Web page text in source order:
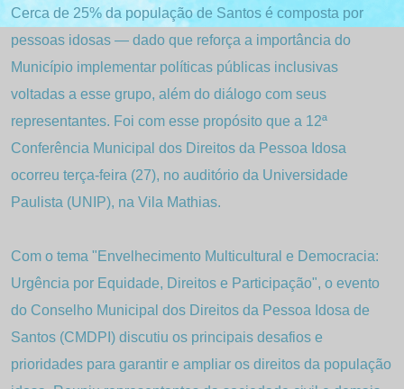
Cerca de 25% da população de Santos é composta por
pessoas idosas — dado que reforça a importância do
Município implementar políticas públicas inclusivas
voltadas a esse grupo, além do diálogo com seus
representantes. Foi com esse propósito que a 12ª
Conferência Municipal dos Direitos da Pessoa Idosa
ocorreu terça-feira (27), no auditório da Universidade
Paulista (UNIP), na Vila Mathias.
Com o tema "Envelhecimento Multicultural e Democracia:
Urgência por Equidade, Direitos e Participação", o evento
do Conselho Municipal dos Direitos da Pessoa Idosa de
Santos (CMDPI) discutiu os principais desafios e
prioridades para garantir e ampliar os direitos da população